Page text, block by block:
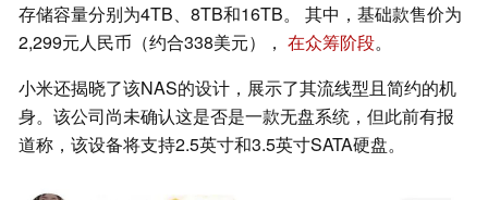
存储容量分别为4TB、8TB和16TB。 其中，基础款售价为
2,299元人民币（约合338美元）， 在众筹阶段。
小米还揭晓了该NAS的设计，展示了其流线型且简约的机
身。该公司尚未确认这是否是一款无盘系统，但此前有报
道称，该设备将支持2.5英寸和3.5英寸SATA硬盘。